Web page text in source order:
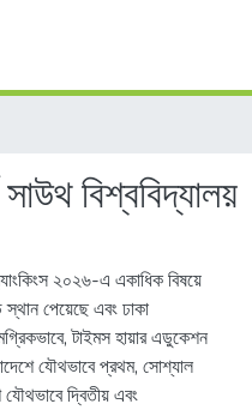
বিশ্ববিদ্যালয়
২০২৬-এ একাধিক বিষয়ে
পেয়েছে এবং ঢাকা
টাইমস হায়ার এডুকেশন
যৌথভাবে প্রথম, সোশ্যাল
যৌথভাবে দ্বিতীয় এবং